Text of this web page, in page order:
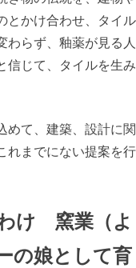
とかけ合わせ、タイル
わらず、釉薬が見る人
信じて、タイルを生み
めて、建築、設計に関
れまでにない提案を行
け 窯業（よ
の娘として育